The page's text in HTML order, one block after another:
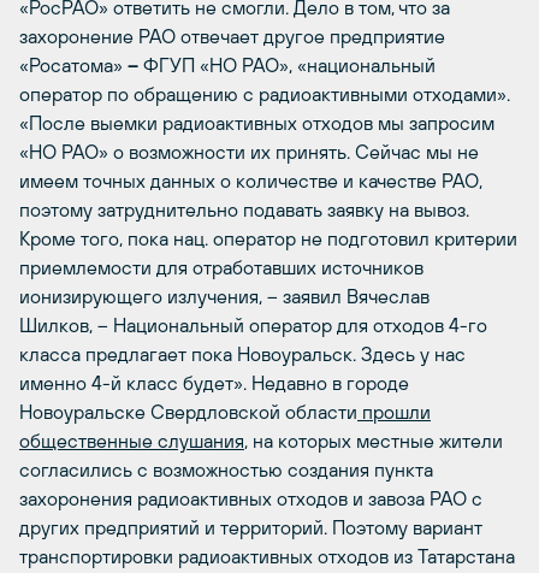
«РосРАО» ответить не смогли. Дело в том, что за
захоронение РАО отвечает другое предприятие
«Росатома» – ФГУП «НО РАО», «национальный
оператор по обращению с радиоактивными отходами».
«После выемки радиоактивных отходов мы запросим
«НО РАО» о возможности их принять. Сейчас мы не
имеем точных данных о количестве и качестве РАО,
поэтому затруднительно подавать заявку на вывоз.
Кроме того, пока нац. оператор не подготовил критерии
приемлемости для отработавших источников
ионизирующего излучения, – заявил Вячеслав
Шилков, – Национальный оператор для отходов 4-го
класса предлагает пока Новоуральск. Здесь у нас
именно 4-й класс будет». Недавно в городе
Новоуральске Свердловской области прошли
общественные слушания, на которых местные жители
согласились с возможностью создания пункта
захоронения радиоактивных отходов и завоза РАО с
других предприятий и территорий. Поэтому вариант
транспортировки радиоактивных отходов из Татарстана